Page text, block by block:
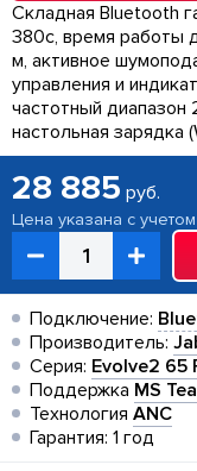
Складная Bluetooth
380c, время работы
м, активное
управления и
частотный
настольная зарядка
28 885 руб.
Цена указана с
Подключение:
Производитель:
Серия: Evolve2 65
Поддержка MS
Технология ANC
Гарантия: 1 год